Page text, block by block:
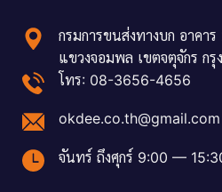
กรมการขนส่งทางบก อาค
แขวงจอมพล เขตจตุจักร ก
โทร: 08-3656-4656
okdee.co.th@gmail.com
จันทร์ ถึงศุกร์ 9:00 —